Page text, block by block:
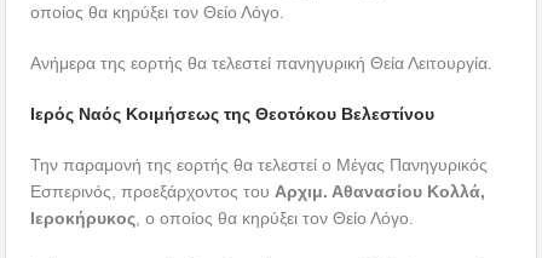
οποίος θα κηρύξει τον Θείο Λόγο.
Ανήμερα της εορτής θα τελεστεί πανηγυρική Θεία Λειτουργία.
Ιερός Ναός Κοιμήσεως της Θεοτόκου Βελεστίνου
Την παραμονή της εορτής θα τελεστεί ο Μέγας Πανηγυρικός
Εσπερινός, προεξάρχοντος του Αρχιμ. Αθανασίου Κολλά,
Ιεροκήρυκος , ο οποίος θα κηρύξει τον Θείο Λόγο.